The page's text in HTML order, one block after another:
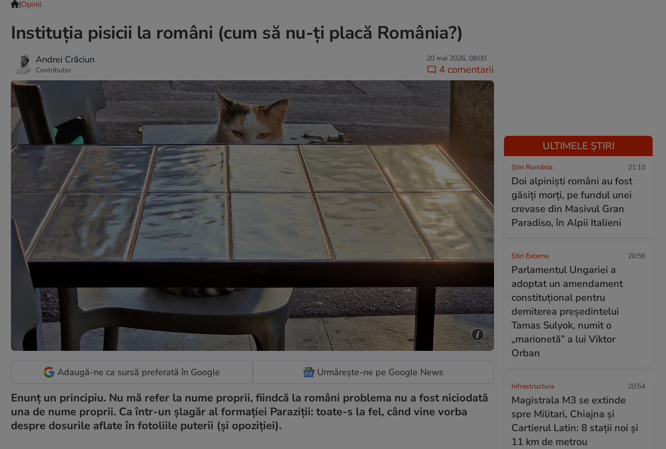
|Opinii
Instituția pisicii la români (cum să nu-ți placă România?)
Andrei Crăciun
Contributor
20 mai 2026, 08:00
4 comentarii
Adaugă-ne ca sursă preferată în Google Urmărește-ne pe Google News
Enunț un principiu. Nu mă refer la nume proprii, fiindcă la români problema nu a fost niciodată
una de nume proprii. Ca într-un șlagăr al formației Paraziții: toate-s la fel, când vine vorba
despre dosurile aflate în fotoliile puterii (și opoziției).
ULTIMELE ȘTIRI
Știri România 21:10
Doi alpiniști români au fost
găsiți morți, pe fundul unei
crevase din Masivul Gran
Paradiso, în Alpii Italieni
Știri Externe 20:56
Parlamentul Ungariei a
adoptat un amendament
constituţional pentru
demiterea președintelui
Tamas Sulyok, numit o
„marionetă” a lui Viktor
Orban
Infrastructura 20:54
Magistrala M3 se extinde
spre Militari, Chiajna și
Cartierul Latin: 8 stații noi și
11 km de metrou